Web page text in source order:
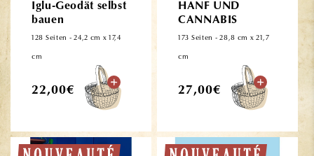
Iglu-Geodät selbst
bauen
128 Seiten - 24,2 cm x 17,4
cm
Normaler
22,00€
HANF UND
CANNABIS
173 Seiten - 28,8 cm x 21,7
cm
Normaler
27,00€